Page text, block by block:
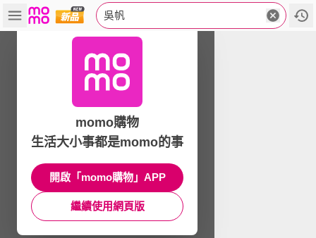
吳帆
momo購物
生活大小事都是momo的事
開啟「momo購物」APP
繼續使用網頁版